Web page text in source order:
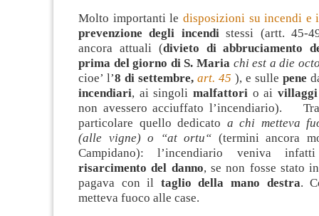
Molto importanti le disposizioni su incendi e
prevenzione degli incendi stessi (artt. 45-
ancora attuali (divieto di abbruciamento
prima del giorno di S. Maria chi est a die
cioe’ l’8 di settembre, art. 45 ), e sulle pene
incendiari, ai singoli malfattori o ai
non avessero acciuffato l’incendiario).
particolare quello dedicato a chi metteva
(alle vigne) o “at ortu“ (termini ancora
Campidano): l’incendiario veniva
risarcimento del danno, se non fosse stato
pagava con il taglio della mano destra.
metteva fuoco alle case.